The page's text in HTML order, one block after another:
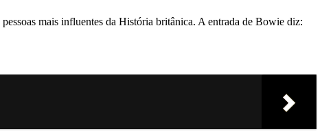
mais influentes da História britânica. A entrada de Bowie diz: